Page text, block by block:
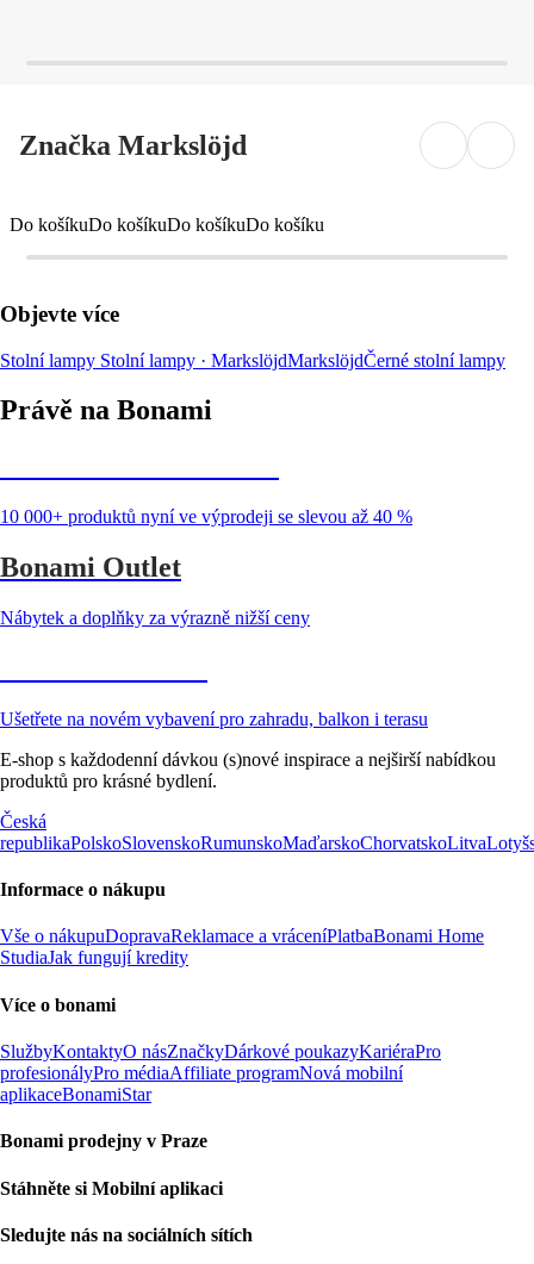
Značka Markslöjd
Do košíkuDo košíkuDo košíkuDo košíku
Objevte více
Stolní lampy Stolní lampy · MarkslöjdMarkslöjdČerné stolní lampy
Právě na Bonami
10 000+ produktů nyní ve výprodeji se slevou až 40 %
Bonami Outlet
Nábytek a doplňky za výrazně nižší ceny
Ušetřete na novém vybavení pro zahradu, balkon i terasu
E-shop s každodenní dávkou (s)nové inspirace a nejširší nabídkou
produktů pro krásné bydlení.
Česká
republikaPolskoSlovenskoRumunskoMaďarskoChorvatskoLitva
Informace o nákupu
Vše o nákupuDopravaReklamace a vráceníPlatbaBonami Home
StudiaJak fungují kredity
Více o bonami
SlužbyKontaktyO násZnačkyDárkové poukazyKariéraPro
profesionályPro médiaAffiliate programNová mobilní
aplikaceBonamiStar
Bonami prodejny v Praze
Stáhněte si Mobilní aplikaci
Sledujte nás na sociálních sítích